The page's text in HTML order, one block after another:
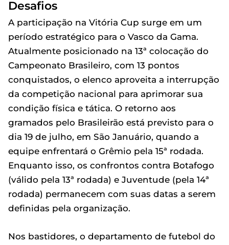
Desafios
A participação na Vitória Cup surge em um
período estratégico para o Vasco da Gama.
Atualmente posicionado na 13ª colocação do
Campeonato Brasileiro, com 13 pontos
conquistados, o elenco aproveita a interrupção
da competição nacional para aprimorar sua
condição física e tática. O retorno aos
gramados pelo Brasileirão está previsto para o
dia 19 de julho, em São Januário, quando a
equipe enfrentará o Grêmio pela 15ª rodada.
Enquanto isso, os confrontos contra Botafogo
(válido pela 13ª rodada) e Juventude (pela 14ª
rodada) permanecem com suas datas a serem
definidas pela organização.
Nos bastidores, o departamento de futebol do